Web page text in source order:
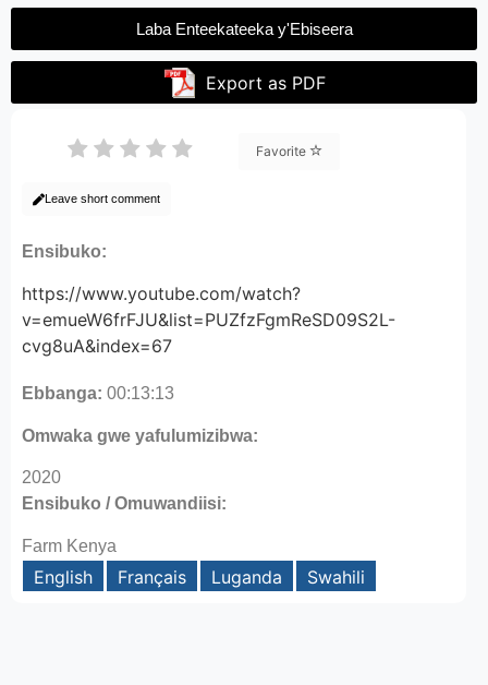
Laba Enteekateeka y'Ebiseera
Export as PDF
Favorite
Leave short comment
Ensibuko:
https://www.youtube.com/watch?
v=emueW6frFJU&list=PUZfzFgmReSD09S2L-
cvg8uA&index=67
Ebbanga: 00:13:13
Omwaka gwe yafulumizibwa:
2020
Ensibuko / Omuwandiisi:
Farm Kenya
English Français Luganda Swahili